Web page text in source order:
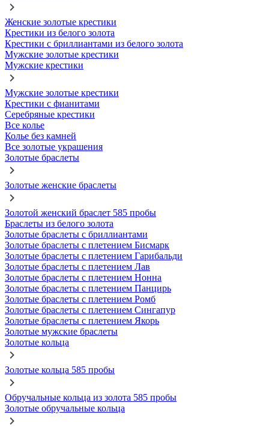
Женские золотые крестики
Крестики из белого золота
Крестики с бриллиантами из белого золота
Мужские золотые крестики
Мужские крестики
Мужские золотые крестики
Крестики с фианитами
Серебряные крестики
Все колье
Колье без камней
Все золотые украшения
Золотые браслеты
Золотые женские браслеты
Золотой женский браслет 585 пробы
Браслеты из белого золота
Золотые браслеты с бриллиантами
Золотые браслеты с плетением Бисмарк
Золотые браслеты с плетением Гарибальди
Золотые браслеты с плетением Лав
Золотые браслеты с плетением Нонна
Золотые браслеты с плетением Панцирь
Золотые браслеты с плетением Ромб
Золотые браслеты с плетением Сингапур
Золотые браслеты с плетением Якорь
Золотые мужские браслеты
Золотые кольца
Золотые кольца 585 пробы
Обручальные кольца из золота 585 пробы
Золотые обручальные кольца